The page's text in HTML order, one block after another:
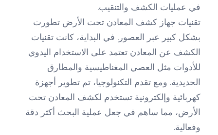
في عمليات الكشف والتنقيب.
تقنيات جهاز كشف المعادن تحت الأرض تطورت
بشكل كبير عبر العصور. في البداية، كانت تقنيات
الكشف عن المعادن تعتمد على الاستخدام اليدوي
للأدوات مثل العصي المغناطيسية والمطارق
الحديدية. ومع تقدم التكنولوجيا، تم تطوير أجهزة
كهربائية وإلكترونية تستخدم لكشف المعادن تحت
الأرض، مما ساهم في جعل عملية البحث أكثر دقة
وفعالية.